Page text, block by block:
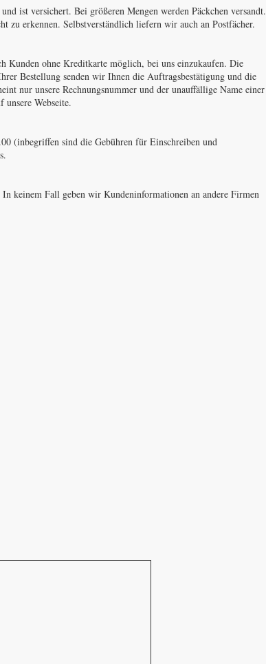
ist versichert. Bei größeren Mengen werden Päckchen versandt.
zu erkennen. Selbstverständlich liefern wir auch an Postfächer.
Kunden ohne Kreditkarte möglich, bei uns einzukaufen. Die
Bestellung senden wir Ihnen die Auftragsbestätigung und die
nur unsere Rechnungsnummer und der unauffällige Name einer
Webseite.
(inbegriffen sind die Gebühren für Einschreiben und
keinem Fall geben wir Kundeninformationen an andere Firmen